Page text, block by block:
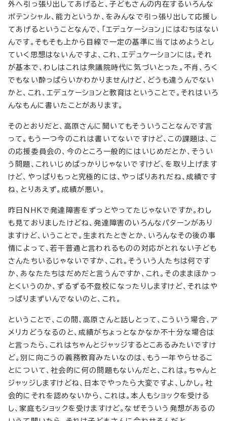
外へ引っ張り出してあげると、子どもさんの内在するいろんな
ポテンシャル、能力というか、をみんなで引っ張り出して応援し
てあげるということなんで、「エデュケーション」にはむちはない
んです。そもそも上から目線で一定の基準に当てはめようとし
ていく思想はないんですよ、これ、エデュケーションには。それ
が基本で、わしはこれは衆議院時代に気づいとった。不肖、ろく
でもない酔っぱらいかわかりませんけど、どうも違うんでない
かと、これ、エデュケーションと教育はということで。それはいろ
んなもんに書いたことがあります。
そのとおりだと、高原さんに聞いてもそういうことなんです言
って。もう一つ今のこれは書いてないですけど、この課題は、こ
の応援委員会の、今のところ一般的にはいじめだとか、そうい
う問題、これいじめばっかりじゃないですけど、を取り上げます
けど、やっぱりもっと究極的には、やっぱりあれだね、成績です
ね、とりあえず。成績が悪い。
昨日NHKで発達障害をずっとやってたじゃないですか。わし
も見ておりましたけどね、発達障害のいろんなパターンがあり
ますけど、いうことで。生まれたときとか、いろんなその後の事
情によって、若干普通と言われるものの対応がとれない子ども
さんたちいるじゃないですか、これ。そういう人たちは何です
か、あなたたちはだめだと言うんですか、これ。そのままほかっ
とくいうのか、ずるずる不登校になったりしますけど、それはや
っぱりまずいんでないのと、これ。
ということで、この間、高原さんと話しとって、こういう場合、ア
メリカどうなるのと、成績がちょっとなかなか不十分な場合は
と言ったら、これはちゃんとジャッジするとこあるみたいですけ
ど。別に向こうの義務教育みたいなのは、もう一年やらせるこ
とについて、社会的に何の問題もないんだと、これは。ちゃんと
ジャッジしますけどね、日本でやったら大変ですよ、しかし。社
会的にそれを認めないから、これは。本人もショックを受ける
し、家庭もショックを受けますけど。なぜそういう発想があるの